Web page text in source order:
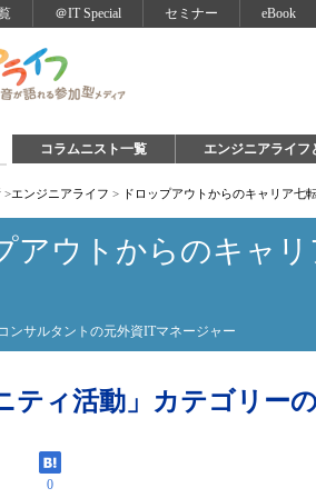
＠IT Special セミナー eBook
コラムニスト一覧 エンジニアライフ
>エンジニアライフ > ドロップアウトからのキャリア七
アウトからのキャ
ンサルタントの元外資ITマネージャー
ティ活動」カテゴリー
0